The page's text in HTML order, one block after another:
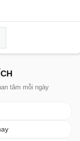
tâm mỗi ngày